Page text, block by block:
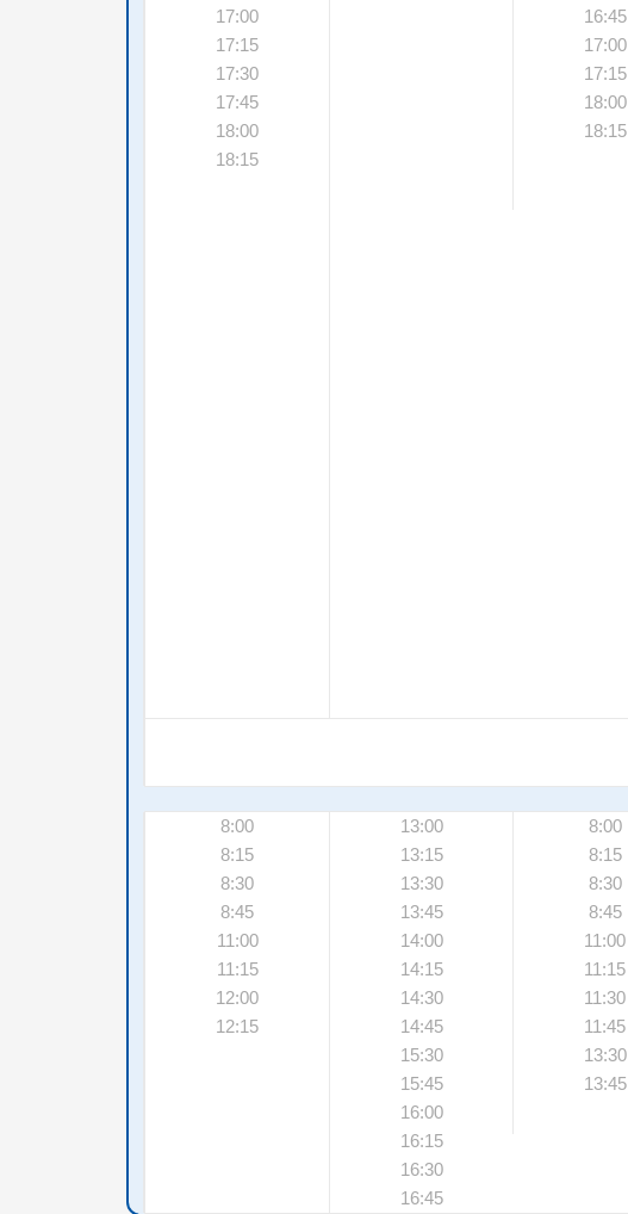
17:00
17:15
17:30
17:45
18:00
18:15
16:45
17:00
17:15
18:00
18:15
8:00
8:15
8:30
8:45
11:00
11:15
12:00
12:15
13:00
13:15
13:30
13:45
14:00
14:15
14:30
14:45
15:30
15:45
16:00
16:15
16:30
16:45
8:00
8:15
8:30
8:45
11:00
11:15
11:30
11:45
13:30
13:45